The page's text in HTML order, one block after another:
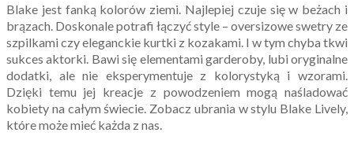
Blake jest fanką kolorów ziemi. Najlepiej czuje się w beżach i
brązach. Doskonale potrafi łączyć style – oversizowe swetry ze
szpilkami czy eleganckie kurtki z kozakami. I w tym chyba tkwi
sukces aktorki. Bawi się elementami garderoby, lubi oryginalne
dodatki, ale nie eksperymentuje z kolorystyką i wzorami.
Dzięki temu jej kreacje z powodzeniem mogą naśladować
kobiety na całym świecie. Zobacz ubrania w stylu Blake Lively,
które może mieć każda z nas.